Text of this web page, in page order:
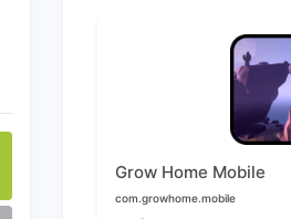
Grow Home Mobile
com.growhome.mobile